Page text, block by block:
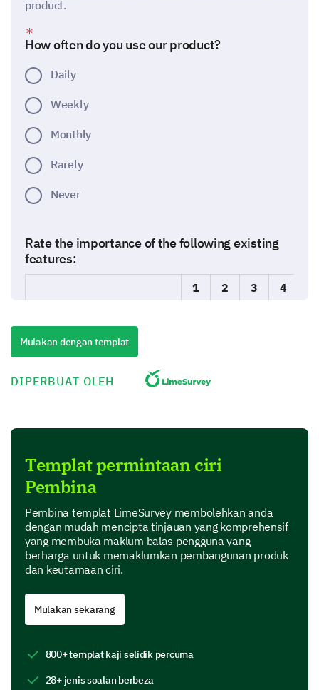
product.
How often do you use our product?
Daily
Weekly
Monthly
Rarely
Never
Rate the importance of the following existing
features:
1 2 3 4
Customer Support
Integration with other tools
Data Security
Feature Requests
Help us prioritize. Suggest features you would like to
see and rate your preference for potential new
features.
Please select the features you would like to see
added.
Real-time collaboration
Mulakan dengan templat
DIPERBUAT OLEH
Templat permintaan ciri
Pembina
Pembina templat LimeSurvey membolehkan anda
dengan mudah mencipta tinjauan yang komprehensif
yang membuka maklum balas pengguna yang
berharga untuk memaklumkan pembangunan produk
dan keutamaan ciri.
Mulakan sekarang
800+ templat kaji selidik percuma
28+ jenis soalan berbeza